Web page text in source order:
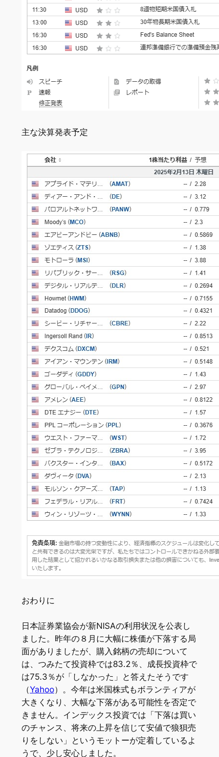
主な決算発表予定
おわりに
日本証券業協会が新NISAの利用状況を公表し
ました。昨年の８月に大幅に株価が下落する局
面がありましたが、購入銘柄の売却について
は、つみたて投資枠では83.2％、成長投資枠で
は75.3％が「しなかった」と答えたそうです
（Yahoo）。今年は米国株式もボランティアが
大きくなり、大幅な下落がある可能性を否定で
きません。インデックス投資では「下落は買い
のチャンス、将来の上昇を信じて安値で狼狽売
りをしない」というモットーが定着しているよ
うで、少し安心しました。